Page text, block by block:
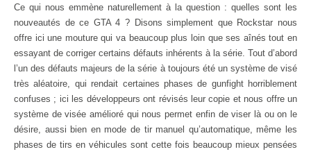
Ce qui nous emmène naturellement à la question : quelles sont les
nouveautés de ce GTA 4 ? Disons simplement que Rockstar nous
offre ici une mouture qui va beaucoup plus loin que ses aînés tout en
essayant de corriger certains défauts inhérents à la série. Tout d’abord
l’un des défauts majeurs de la série à toujours été un système de visé
très aléatoire, qui rendait certaines phases de gunfight horriblement
confuses ; ici les développeurs ont révisés leur copie et nous offre un
système de visée amélioré qui nous permet enfin de viser là ou on le
désire, aussi bien en mode de tir manuel qu’automatique, même les
phases de tirs en véhicules sont cette fois beaucoup mieux pensées